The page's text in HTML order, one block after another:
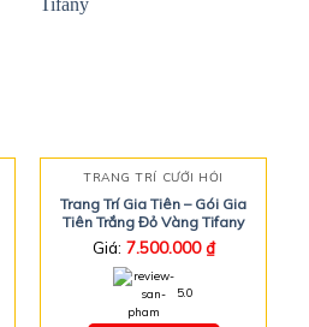
TRANG TRÍ CƯỚI HỎI
Trang Trí Gia Tiên – Gói Gia
Tiên Trắng Đỏ Vàng Tifany
Giá: 7.500.000₫
5.0